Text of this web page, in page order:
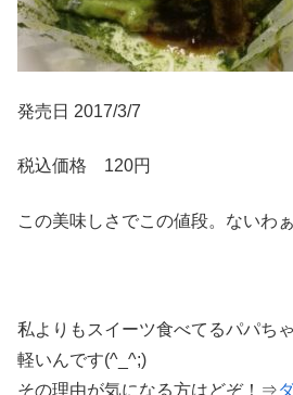
発売日 2017/3/7
税込価格 120円
この美味しさでこの値段。ないわ
私よりもスイーツ食べてるパパち
軽いんです(^_^;)
その理由が気になる方はどぞ！⇒